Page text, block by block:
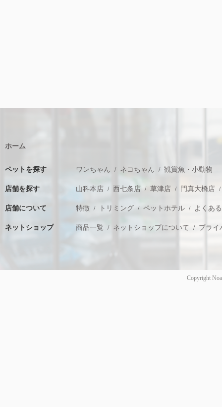
ホーム
ペットを探す ワンちゃん ネコちゃん 観賞魚・小動物
店舗を探す 山科本店 西七条店 草津店 門真大橋店
店舗について 特徴 トリミング ペットホテル よくあ
ネットショップ 商品一覧 ネットショップについて プライ
Copyright